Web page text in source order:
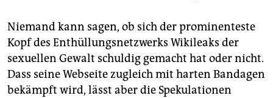
shop
fragen & hilfe
unterstützen
Niemand kann sagen, ob sich der prominenteste
Kopf des Enthüllungsnetzwerks Wikileaks der
sexuellen Gewalt schuldig gemacht hat oder nicht.
Dass seine Webseite zugleich mit harten Bandagen
bekämpft wird, lässt aber die Spekulationen